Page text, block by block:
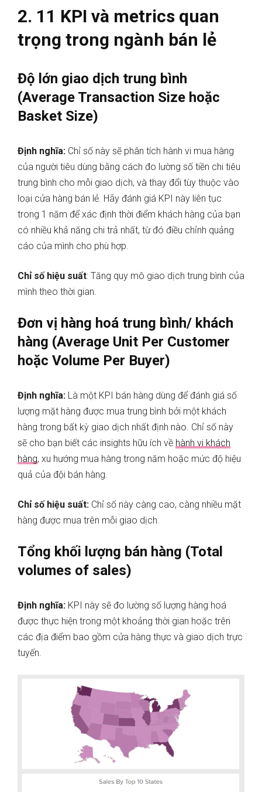
2. 11 KPI và metrics quan
trọng trong ngành bán lẻ
Độ lớn giao dịch trung bình
(Average Transaction Size hoặc
Basket Size)
Định nghĩa: Chỉ số này sẽ phân tích hành vi mua hàng
của người tiêu dùng bằng cách đo lường số tiền chi tiêu
trung bình cho mỗi giao dịch, và thay đổi tùy thuộc vào
loại cửa hàng bán lẻ. Hãy đánh giá KPI này liên tục
trong 1 năm để xác định thời điểm khách hàng của bạn
có nhiều khả năng chi trả nhất, từ đó điều chỉnh quảng
cáo của mình cho phù hợp.
Chỉ số hiệu suất: Tăng quy mô giao dịch trung bình của
mình theo thời gian.
Đơn vị hàng hoá trung bình/ khách
hàng (Average Unit Per Customer
hoặc Volume Per Buyer)
Định nghĩa: Là một KPI bán hàng dùng để đánh giá số
lượng mặt hàng được mua trung bình bởi một khách
hàng trong bất kỳ giao dịch nhất định nào. Chỉ số này
sẽ cho bạn biết các insights hữu ích về hành vi khách
hàng, xu hướng mua hàng trong năm hoặc mức độ hiệu
quả của đội bán hàng.
Chỉ số hiệu suất: Chỉ số này càng cao, càng nhiều mặt
hàng được mua trên mỗi giao dịch.
Tổng khối lượng bán hàng (Total
volumes of sales)
Định nghĩa: KPI này sẽ đo lường số lượng hàng hoá
được thực hiện trong một khoảng thời gian hoặc trên
các địa điểm bao gồm cửa hàng thực và giao dịch trực
tuyến.